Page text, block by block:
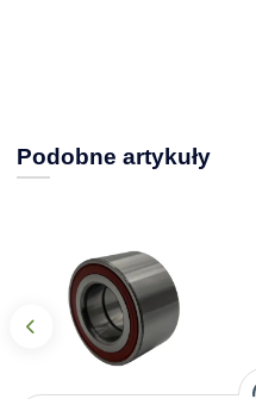
Podobne artykuły